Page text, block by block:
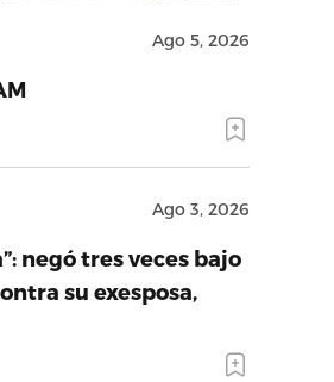
Ago 5, 2026
Ago 3, 2026
negó tres veces bajo
su exesposa,